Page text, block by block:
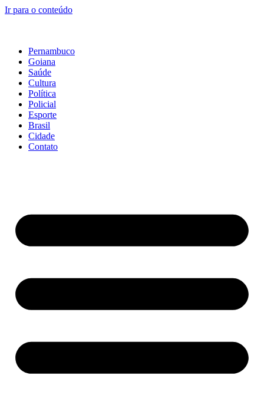
Ir para o conteúdo
Pernambuco
Goiana
Saúde
Cultura
Política
Policial
Esporte
Brasil
Cidade
Contato